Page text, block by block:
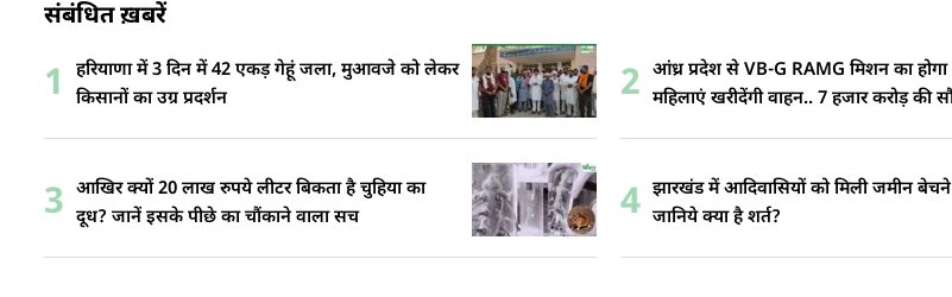
संबंधित ख़बरें
1
हरियाणा में 3 दिन में 42 एकड़ गेहूं जला, मुआवजे को लेकर
किसानों का उग्र प्रदर्शन
2 आंध्र प्रदेश से VB-G RAMG मिशन का
महिलाएं खरीदेंगी वाहन.. 7 हजार करोड़ की
3 आखिर क्यों 20 लाख रुपये लीटर बिकता है चुहिया का
दूध? जानें इसके पीछे का चौंकाने वाला सच
4 झारखंड में आदिवासियों को मिली जमीन
जानिये क्या है शर्त?